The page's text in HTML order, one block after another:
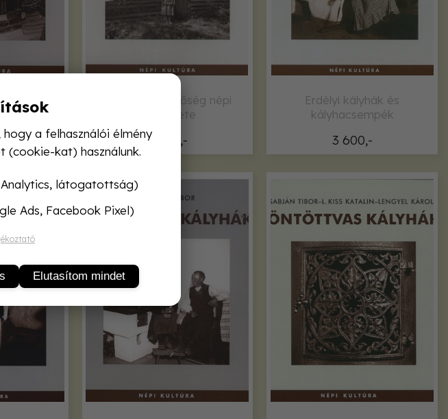
2 400,-
Az erdélyi mezőség népi
építészete
3 600,-
Erdélyi kályhák és
kályhacsempék
a felhasználói élmény
(cookie-kat) használunk.
látogatottság)
Ads, Facebook Pixel)
Elutasítom mindet